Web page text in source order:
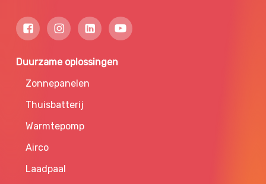
Duurzame oplossingen
Zonnepanelen
Thuisbatterij
Warmtepomp
Airco
Laadpaal